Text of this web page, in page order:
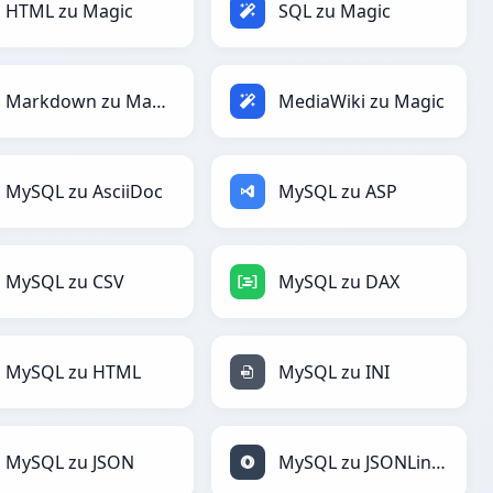
HTML zu Magic SQL zu Magic
Markdown zu Magic MediaWiki zu Magic
MySQL zu AsciiDoc MySQL zu ASP
MySQL zu CSV MySQL zu DAX
MySQL zu HTML MySQL zu INI
MySQL zu JSON MySQL zu JSONLines